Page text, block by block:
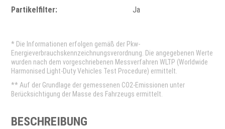
Partikelfilter: Ja
* Die Informationen erfolgen gemäß der Pkw-
Energieverbrauchskennzeichnungsverordnung. Die angegebenen Werte
wurden nach dem vorgeschriebenen Messverfahren WLTP (Worldwide
Harmonised Light-Duty Vehicles Test Procedure) ermittelt.
** Auf der Grundlage der gemessenen CO2-Emissionen unter
Berücksichtigung der Masse des Fahrzeugs ermittelt.
BESCHREIBUNG